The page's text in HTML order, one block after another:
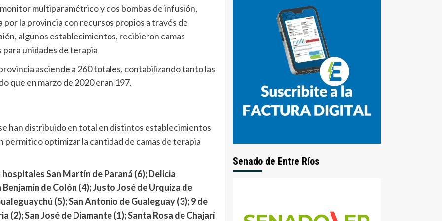
multiparamétrico y dos bombas de infusión,
la provincia con recursos propios a través de
algunos establecimientos, recibieron camas
unidades de terapia
asciende a 260 totales, contabilizando tanto las
que en marzo de 2020 eran 197.
han distribuido en total en distintos establecimientos
permitido optimizar la cantidad de camas de terapia
hospitales San Martín de Paraná (6); Delicia
de Colón (4); Justo José de Urquiza de
(5); San Antonio de Gualeguay (3); 9 de
(2); San José de Diamante (1); Santa Rosa de Chajarí
Senado de Entre Ríos